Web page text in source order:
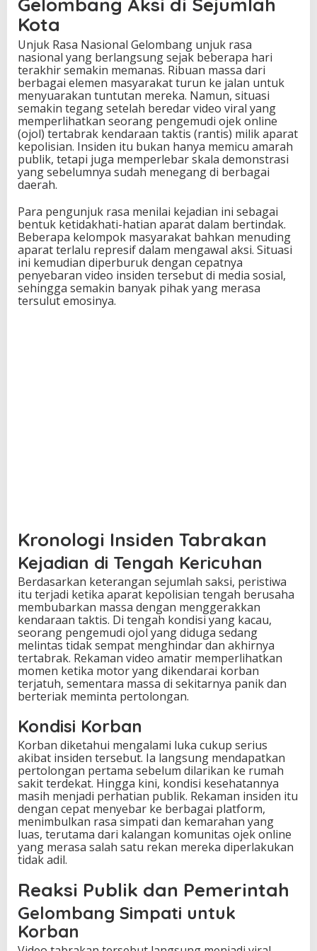
n
M
e
m
a
n
a
s
P
a
s
c
i
d
e
o
V
i
r
Kota
Unjuk Rasa Nasional Gelombang unjuk rasa
nasional yang berlangsung sejak beberapa hari
terakhir semakin memanas. Ribuan massa dari
berbagai elemen masyarakat turun ke jalan untuk
menyuarakan tuntutan mereka. Namun, situasi
semakin tegang setelah beredar video viral yang
memperlihatkan seorang pengemudi ojek online
(ojol) tertabrak kendaraan taktis (rantis) milik aparat
kepolisian. Insiden itu bukan hanya memicu amarah
publik, tetapi juga memperlebar skala demonstrasi
yang sebelumnya sudah menegang di berbagai
daerah.
Para pengunjuk rasa menilai kejadian ini sebagai
bentuk ketidakhati-hatian aparat dalam bertindak.
Beberapa kelompok masyarakat bahkan menuding
aparat terlalu represif dalam mengawal aksi. Situasi
ini kemudian diperburuk dengan cepatnya
penyebaran video insiden tersebut di media sosial,
sehingga semakin banyak pihak yang merasa
tersulut emosinya.
Kronologi Insiden Tabrakan
Kejadian di Tengah Kericuhan
Berdasarkan keterangan sejumlah saksi, peristiwa
itu terjadi ketika aparat kepolisian tengah berusaha
membubarkan massa dengan menggerakkan
kendaraan taktis. Di tengah kondisi yang kacau,
seorang pengemudi ojol yang diduga sedang
melintas tidak sempat menghindar dan akhirnya
tertabrak. Rekaman video amatir memperlihatkan
momen ketika motor yang dikendarai korban
terjatuh, sementara massa di sekitarnya panik dan
berteriak meminta pertolongan.
Kondisi Korban
Korban diketahui mengalami luka cukup serius
akibat insiden tersebut. Ia langsung mendapatkan
pertolongan pertama sebelum dilarikan ke rumah
sakit terdekat. Hingga kini, kondisi kesehatannya
masih menjadi perhatian publik. Rekaman insiden itu
dengan cepat menyebar ke berbagai platform,
menimbulkan rasa simpati dan kemarahan yang
luas, terutama dari kalangan komunitas ojek online
yang merasa salah satu rekan mereka diperlakukan
tidak adil.
Reaksi Publik dan Pemerintah
Gelombang Simpati untuk
Korban